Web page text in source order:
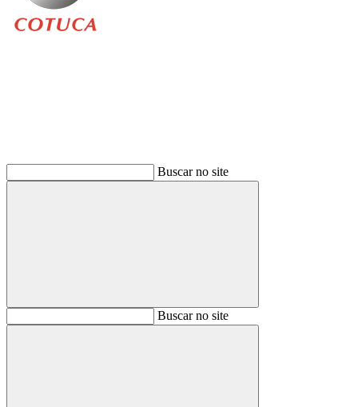
Buscar no site
BuscarBuscar no site